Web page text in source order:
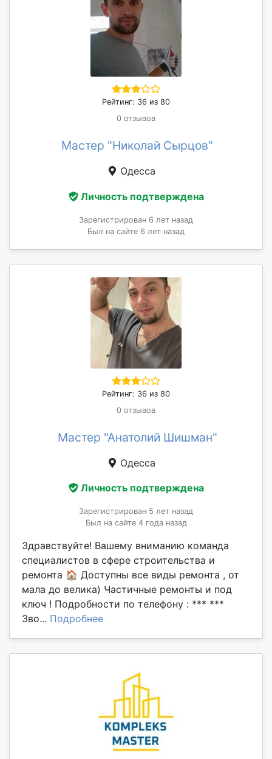
Рейтинг: 36 из 80
0 отзывов
Мастер "Николай Cырцов"
Одесса
Личность подтверждена
Зарегистрирован 6 лет назад
Был на сайте 6 лет назад
Рейтинг: 36 из 80
0 отзывов
Мастер "Анатолий Шишман"
Одесса
Личность подтверждена
Зарегистрирован 5 лет назад
Был на сайте 4 года назад
Здравствуйте! Вашему вниманию команда
специалистов в сфере строительства и
ремонта 🏠 Доступны все виды ремонта , от
мала до велика) Частичные ремонты и под
ключ ! Подробности по телефону : *** ***
Зво... Подробнее